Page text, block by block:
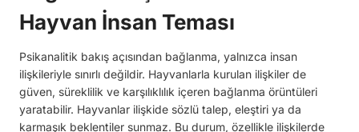
Hayvan İnsan Teması
Psikanalitik bakış açısından bağlanma, yalnızca insan
ilişkileriyle sınırlı değildir. Hayvanlarla kurulan ilişkiler de
güven, süreklilik ve karşılıklılık içeren bağlanma örüntüleri
yaratabilir. Hayvanlar ilişkide sözlü talep, eleştiri ya da
karmaşık beklentiler sunmaz. Bu durum, özellikle ilişkilerde